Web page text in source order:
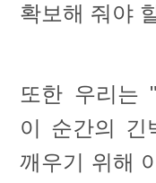
확보해 줘야
또한 우리는
이 순간의 긴
깨우기 위해